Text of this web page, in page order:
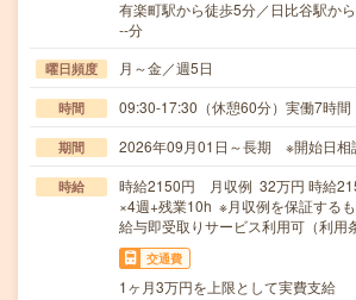
有楽町駅から徒歩5分／日比谷駅か
--分
曜日頻度 月～金／週5日
時間 09:30-17:30（休憩60分）実働7時間
期間 2026年09月01日～長期 ※開始日相
時給
時給2150円 月収例 32万円 時給
×4週+残業10h ※月収例を保証する
給与即受取りサービス利用可（利用
交通費
1ヶ月3万円を上限として実費支給